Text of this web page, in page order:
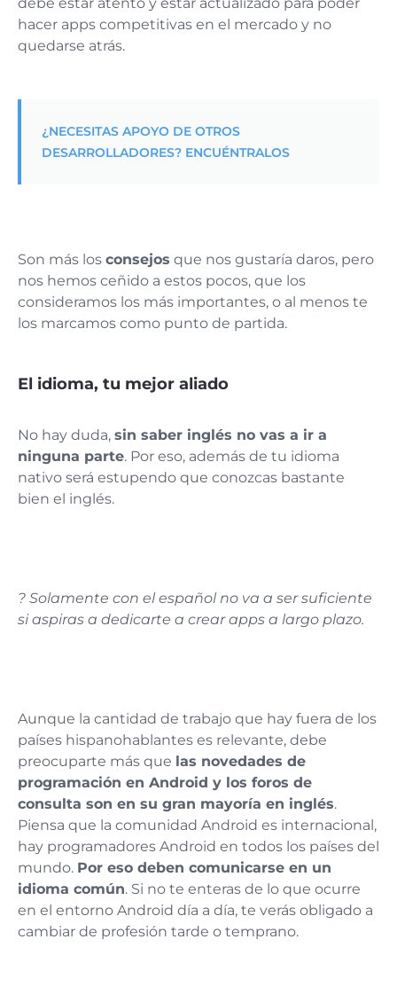
hacer apps competitivas en el mercado y no
quedarse atrás.
¿NECESITAS APOYO DE OTROS
DESARROLLADORES? ENCUÉNTRALOS
Son más los consejos que nos gustaría daros, pero
nos hemos ceñido a estos pocos, que los
consideramos los más importantes, o al menos te
los marcamos como punto de partida.
El idioma, tu mejor aliado
No hay duda, sin saber inglés no vas a ir a
ninguna parte. Por eso, además de tu idioma
nativo será estupendo que conozcas bastante
bien el inglés.
? Solamente con el español no va a ser suficiente
si aspiras a dedicarte a crear apps a largo plazo.
Aunque la cantidad de trabajo que hay fuera de los
países hispanohablantes es relevante, debe
preocuparte más que las novedades de
programación en Android y los foros de
consulta son en su gran mayoría en inglés.
Piensa que la comunidad Android es internacional,
hay programadores Android en todos los países del
mundo. Por eso deben comunicarse en un
idioma común. Si no te enteras de lo que ocurre
en el entorno Android día a día, te verás obligado a
cambiar de profesión tarde o temprano.